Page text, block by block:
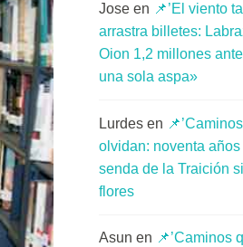
Jose en 📌’El viento
arrastra billetes:
Oion 1,2 millones
una sola aspa»
Lurdes en
olvidan: noventa
senda de la Traición
flores
Asun en 📌’Caminos